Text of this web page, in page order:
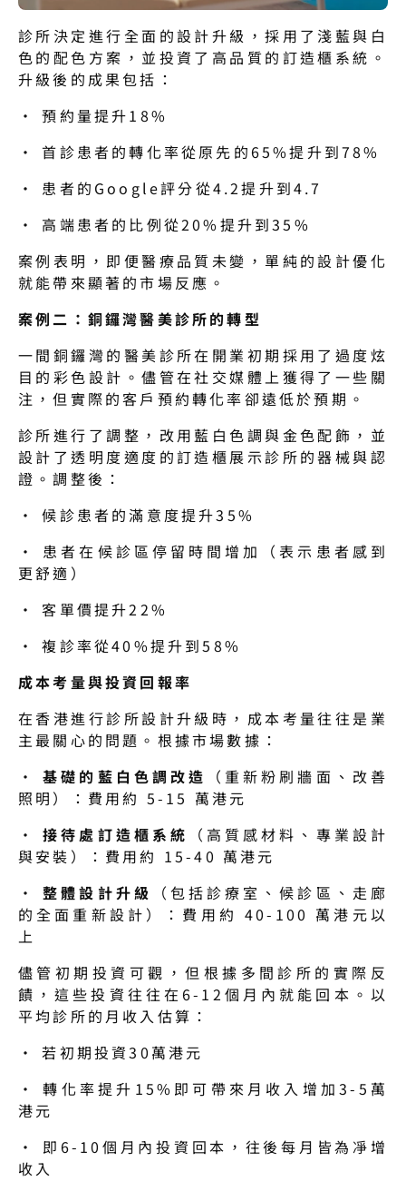
診所決定進行全面的設計升級，採用了淺藍與白
色的配色方案，並投資了高品質的訂造櫃系統。
升級後的成果包括：
· 預約量提升18%
· 首診患者的轉化率從原先的65%提升到78%
· 患者的Google評分從4.2提升到4.7
· 高端患者的比例從20%提升到35%
案例表明，即便醫療品質未變，單純的設計優化
就能帶來顯著的市場反應。
案例二：銅鑼灣醫美診所的轉型
一間銅鑼灣的醫美診所在開業初期採用了過度炫
目的彩色設計。儘管在社交媒體上獲得了一些關
注，但實際的客戶預約轉化率卻遠低於預期。
診所進行了調整，改用藍白色調與金色配飾，並
設計了透明度適度的訂造櫃展示診所的器械與認
證。調整後：
· 候診患者的滿意度提升35%
· 患者在候診區停留時間增加（表示患者感到
更舒適）
· 客單價提升22%
· 複診率從40%提升到58%
成本考量與投資回報率
在香港進行診所設計升級時，成本考量往往是業
主最關心的問題。根據市場數據：
· 基礎的藍白色調改造
（重新粉刷牆面、改善
照明）：費用約 5-15 萬港元
· 接待處訂造櫃系統
（高質感材料、專業設計
與安裝）：費用約 15-40 萬港元
· 整體設計升級
（包括診療室、候診區、走廊
的全面重新設計）：費用約 40-100 萬港元以
上
儘管初期投資可觀，但根據多間診所的實際反
饋，這些投資往往在6-12個月內就能回本。以
平均診所的月收入估算：
· 若初期投資30萬港元
· 轉化率提升15%即可帶來月收入增加3-5萬
港元
· 即6-10個月內投資回本，往後每月皆為凈增
收入